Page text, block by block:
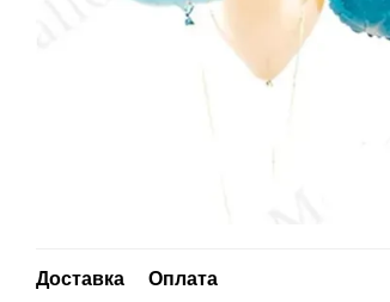
Доставка
Оплата